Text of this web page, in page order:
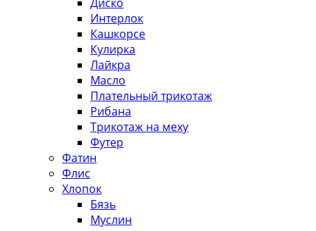
Интерлок
Кашкорсе
Кулирка
Лайкра
Масло
Плательный трикотаж
Рибана
Трикотаж на меху
Футер
Фатин
Флис
Хлопок
Бязь
Муслин